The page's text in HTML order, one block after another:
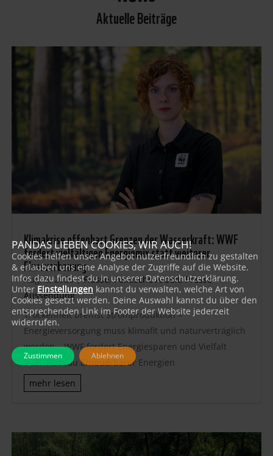
Aktuelle Beiträge
Klimakrise offenbart Grenzen der Wasserkraft: WWF
fordert vielfältigen Energiemix statt weiterer
Flussverbauung
Aug. 6, 2026|Flüsse,Politische Arbeit,Presse-
Aussendung
Trockenheit bremst Stromproduktion –
Energieversorgung muss klimafit und naturverträglich
werden – WWF fordert Energiesparen und Vielfalt
beim Ausbau Erneuerbarer Energien
mehr lesen
PANDAS LIEBEN COOKIES, WIR AUCH!
Cookies helfen unser Angebot nutzerfreundlich zu gestalten
& erlauben uns eine Analyse der Zugriffe auf die Website.
Infos dazu findest du in unserer Datenschutzerklärung.
Unter Einstellungen kannst du verwalten, welche Art von
Cookies gesetzt werden. Deine Auswahl kannst du über den
entsprechenden Link im Footer der Website jederzeit
widerrufen.
Zustimmen Ablehnen